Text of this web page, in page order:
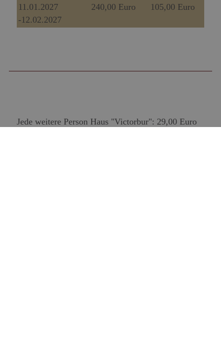
11.01.2027
-12.02.2027
240,00 Euro 105,00 Euro
Jede weitere Person Haus "Victorbur": 29,00 Euro